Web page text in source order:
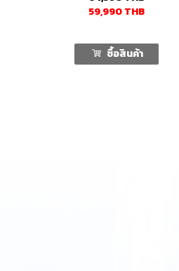
59,990THB
ซื้อสินค้า